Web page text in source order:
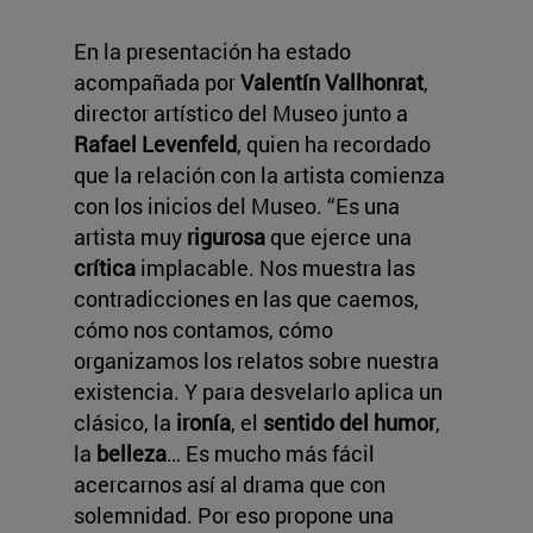
En la presentación ha estado
acompañada porValentín Vallhonrat,
director artístico del Museo junto a
Rafael Levenfeld, quien ha recordado
que la relación con la artista comienza
con los inicios del Museo. “Es una
artista muy rigurosa que ejerce una
crítica implacable. Nos muestra las
contradicciones en las que caemos,
cómo nos contamos, cómo
organizamos los relatos sobre nuestra
existencia. Y para desvelarlo aplica un
clásico, la ironía, el sentido del humor,
la belleza… Es mucho más fácil
acercarnos así al drama que con
solemnidad. Por eso propone una